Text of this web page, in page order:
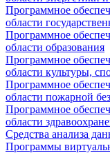
Программное
области
Программное
области образования
Программное
области культуры,
Программное
области пожарной
Программное
области
Средства анализа
Программы